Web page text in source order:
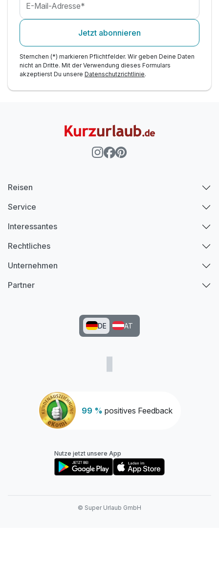
E-Mail-Adresse*
Jetzt abonnieren
Sternchen (*) markieren Pflichtfelder. Wir geben Deine Daten
nicht an Dritte. Mit der Verwendung dieses Formulars
akzeptierst Du unsere Datenschutzrichtlinie.
99 % positives Feedback
Reisen
Service
Interessantes
Rechtliches
Unternehmen
Partner
DE AT
Nutze jetzt unsere App
© Super Urlaub GmbH